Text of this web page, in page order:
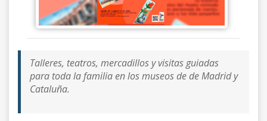
Talleres, teatros, mercadillos y visitas guiadas
para toda la familia en los museos de de Madrid y
Cataluña.